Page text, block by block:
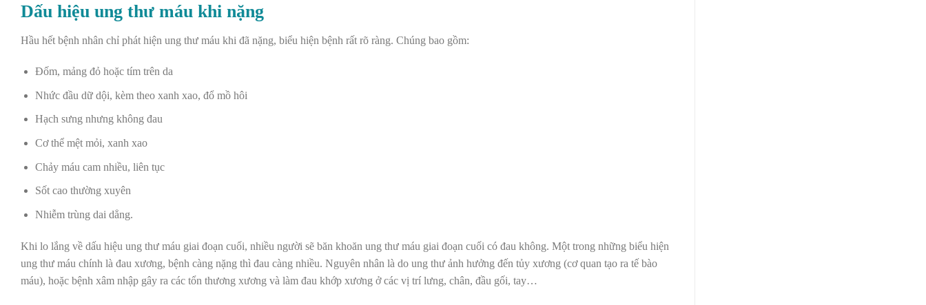
Dấu hiệu ung thư máu khi nặng
Hầu hết bệnh nhân chỉ phát hiện ung thư máu khi đã nặng, biểu hiện bệnh rất rõ ràng. Chúng bao gồm:
Đốm, mảng đỏ hoặc tím trên da
Nhức đầu dữ dội, kèm theo xanh xao, đổ mồ hôi
Hạch sưng nhưng không đau
Cơ thể mệt mỏi, xanh xao
Chảy máu cam nhiều, liên tục
Sốt cao thường xuyên
Nhiễm trùng dai dẳng.
Khi lo lắng về dấu hiệu ung thư máu giai đoạn cuối, nhiều người sẽ băn khoăn ung thư máu giai đoạn cuối có đau không. Một trong những biểu hiện
ung thư máu chính là đau xương, bệnh càng nặng thì đau càng nhiều. Nguyên nhân là do ung thư ảnh hưởng đến tủy xương (cơ quan tạo ra tế bào
máu), hoặc bệnh xâm nhập gây ra các tổn thương xương và làm đau khớp xương ở các vị trí lưng, chân, đầu gối, tay…